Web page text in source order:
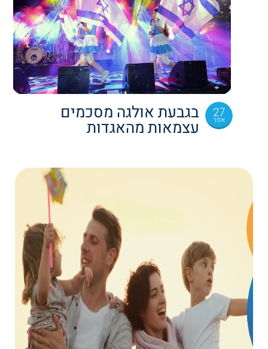
27
אפר בגבעת אולגה מסכמים
עצמאות מהאגדות